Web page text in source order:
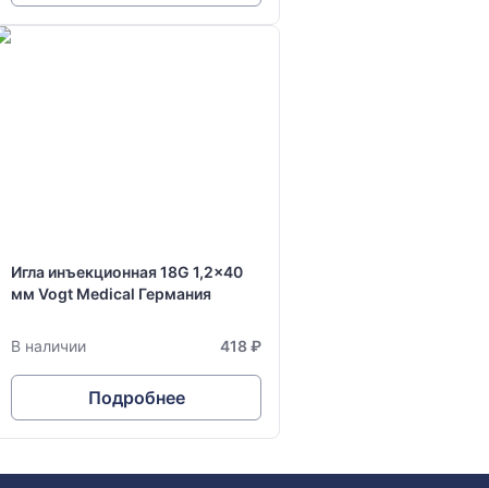
Игла инъекционная 18G 1,2x40
мм Vogt Medical Германия
В наличии 418 ₽
Подробнее